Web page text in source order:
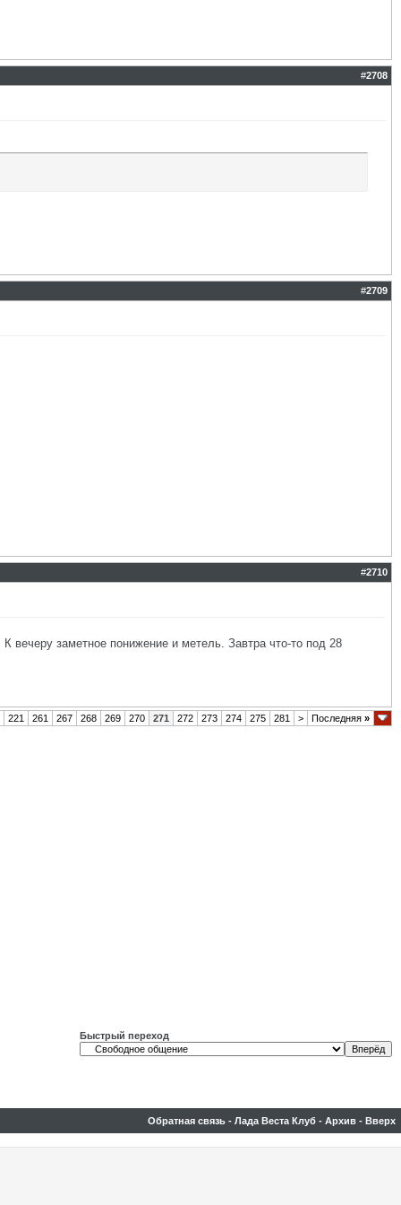
#2708
#2709
#2710
вечеру заметное понижение и метель. Завтра что-то под 28
221 261 267 268 269 270 271 272 273 274 275 281 > Последняя »
Быстрый переход
Обратная связь - Лада Веста Клуб - Архив - Вверх